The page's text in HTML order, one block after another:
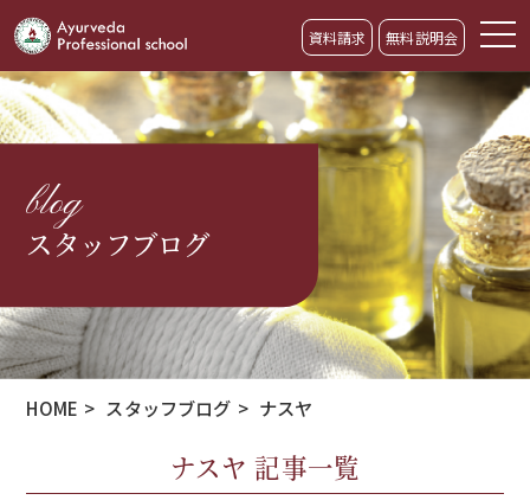
資料請求 無料説明会
blog
スタッフブログ
HOME > スタッフブログ > ナスヤ
ナスヤ 記事一覧